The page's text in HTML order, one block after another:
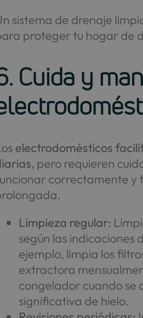
sistema de drenaje
proteger tu hogar de
Cuida y
electrodomésticos
, pero requieren
correctamente y
Limpieza regular:
según las indicaciones
ejemplo, limpia los
extractora
congelador cuando se
significativa de hielo.